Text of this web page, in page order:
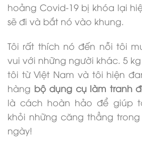
hoảng Covid-19 bị khóa lại
sẽ đi và bắt nó vào khung.
Tôi rất thích nó đến nỗi tôi
vui với những người khác. 5
tôi từ Việt Nam và tôi hiện
hàng bộ dụng cụ làm tranh
là cách hoàn hảo để giúp
khỏi những căng thẳng
ngày!